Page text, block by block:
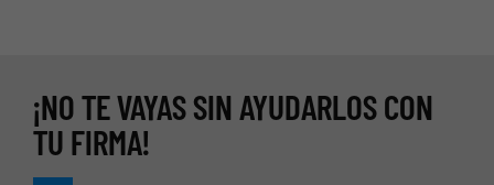
¡NO TE VAYAS SIN AYUDARLOS CON
TU FIRMA!